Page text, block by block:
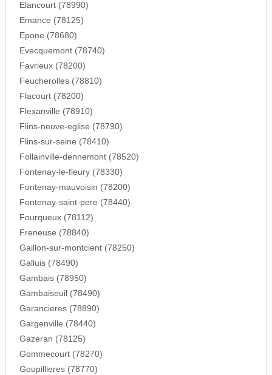
Elancourt (78990)
Emance (78125)
Epone (78680)
Evecquemont (78740)
Favrieux (78200)
Feucherolles (78810)
Flacourt (78200)
Flexanville (78910)
Flins-neuve-eglise (78790)
Flins-sur-seine (78410)
Follainville-dennemont (78520)
Fontenay-le-fleury (78330)
Fontenay-mauvoisin (78200)
Fontenay-saint-pere (78440)
Fourqueux (78112)
Freneuse (78840)
Gaillon-sur-montcient (78250)
Galluis (78490)
Gambais (78950)
Gambaiseuil (78490)
Garancieres (78890)
Gargenville (78440)
Gazeran (78125)
Gommecourt (78270)
Goupillieres (78770)